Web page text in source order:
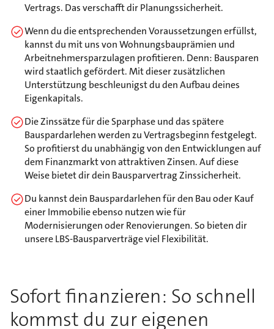
Vertrags. Das verschafft dir Planungssicherheit.
Wenn du die entsprechenden Voraussetzungen erfüllst,
kannst du mit uns von Wohnungsbauprämien und
Arbeitnehmersparzulagen profitieren. Denn: Bausparen
wird staatlich gefördert. Mit dieser zusätzlichen
Unterstützung beschleunigst du den Aufbau deines
Eigenkapitals.
Die Zinssätze für die Sparphase und das spätere
Bauspardarlehen werden zu Vertragsbeginn festgelegt.
So profitierst du unabhängig von den Entwicklungen auf
dem Finanzmarkt von attraktiven Zinsen. Auf diese
Weise bietet dir dein Bausparvertrag Zinssicherheit.
Du kannst dein Bauspardarlehen für den Bau oder Kauf
einer Immobilie ebenso nutzen wie für
Modernisierungen oder Renovierungen. So bieten dir
unsere LBS-Bausparverträge viel Flexibilität.
Sofort finanzieren: So schnell
kommst du zur eigenen